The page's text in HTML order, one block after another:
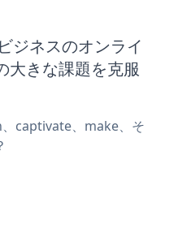
ジネスのオンライ
大きな課題を克服
captivate、make、そ